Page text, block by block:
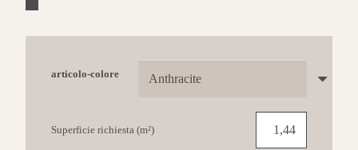
articolo-colore
Superficie richiesta (m²)